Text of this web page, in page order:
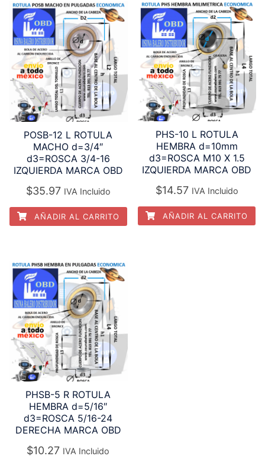
POSB-12 L ROTULA
MACHO d=3/4″
d3=ROSCA 3/4-16
IZQUIERDA MARCA OBD
$35.97 IVA Incluido
AÑADIR AL CARRITO
PHS-10 L ROTULA
HEMBRA d=10mm
d3=ROSCA M10 X 1.5
IZQUIERDA MARCA OBD
$14.57 IVA Incluido
AÑADIR AL CARRITO
PHSB-5 R ROTULA
HEMBRA d=5/16″
d3=ROSCA 5/16-24
DERECHA MARCA OBD
$10.27 IVA Incluido